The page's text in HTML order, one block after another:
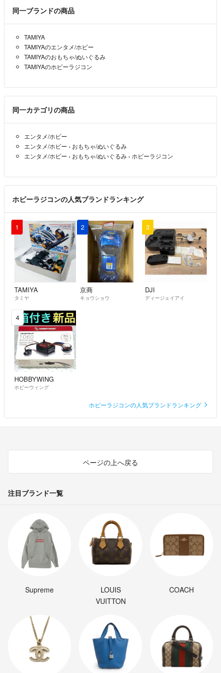
・お取り置き、専用出品は対応しておりません。
用される方は購入をお控えください。
‪✿お値引き
商品の価格は、市場価格や在庫数などにより決定している為、随時変動
します。
その時々のお付できる一番お安い金額に調整していますので、お値引き
交渉はご遠慮ください。
‪✿発送
・翌日配送／かんたんラクマパック／送料無料／匿名配送
‪✿その他、留意事項など
・以下の場合には、受取評価前かつ到着後3日以内に限り、取引キャン
セル＆返品にて全額返金対応します。
1. こちらに明らかな非がある場合
2. 雁品等の鑑定が成された場合
＊2. に関しては、質屋等による査定ではなく、真贋鑑定書がある場合
に限ります。
・喫煙者はおらず、ペットは飼っておりませんฅ•ω•ฅ
・着画はお断りしております、ご了承ください。
同一ブランドの商品
TAMIYA
TAMIYAのエンタメ/ホビー
TAMIYAのおもちゃ/ぬいぐるみ
TAMIYAのホビーラジコン
同一カテゴリの商品
エンタメ/ホビー
エンタメ/ホビー › おもちゃ/ぬいぐるみ
エンタメ/ホビー › おもちゃ/ぬいぐるみ › ホビーラジコン
ホビーラジコンの人気ブランドランキング
1
TAMIYA
タミヤ
2
京商
キョウショウ
3
DJI
ディージェイアイ
4
HOBBYWING
ホビーウィング
ホビーラジコンの人気ブランドランキング
ページの上へ戻る
注目ブランド一覧
Supreme
LOUIS
VUITTON
COACH